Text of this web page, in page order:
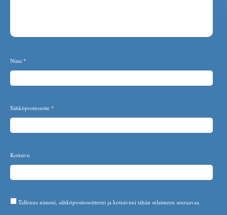
Nimi *
Sähköpostiosoite *
Kotisivu
Tallenna nimeni, sähköpostiosoitteeni ja kotisivuni tähän selaimeen seuraavaa